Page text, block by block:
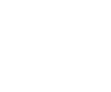
DIESES ARTIKELS
wir uns verbessern können.